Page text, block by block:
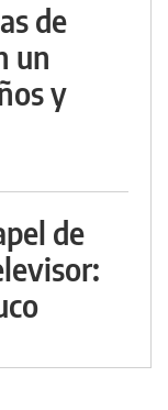
de
un
y
de